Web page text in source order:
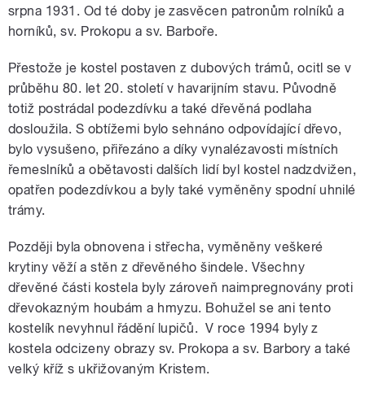
srpna 1931. Od té doby je zasvěcen patronům rolníků a
horníků, sv. Prokopu a sv. Barboře.
Přestože je kostel postaven z dubových trámů, ocitl se v
průběhu 80. let 20. století v havarijním stavu. Původně
totiž postrádal podezdívku a také dřevěná podlaha
dosloužila. S obtížemi bylo sehnáno odpovídající dřevo,
bylo vysušeno, přiřezáno a díky vynalézavosti místních
řemeslníků a obětavosti dalších lidí byl kostel nadzdvižen,
opatřen podezdívkou a byly také vyměněny spodní uhnilé
trámy.
Později byla obnovena i střecha, vyměněny veškeré
krytiny věží a stěn z dřevěného šindele. Všechny
dřevěné části kostela byly zároveň naimpregnovány proti
dřevokazným houbám a hmyzu. Bohužel se ani tento
kostelík nevyhnul řádění lupičů. V roce 1994 byly z
kostela odcizeny obrazy sv. Prokopa a sv. Barbory a také
velký kříž s ukřižovaným Kristem.